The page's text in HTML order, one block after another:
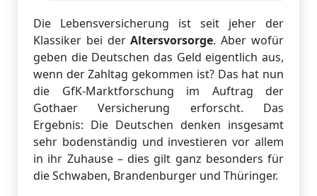
Die Lebensversicherung ist seit jeher der
Klassiker bei derAltersvorsorge. Aber wofür
geben die Deutschen das Geld eigentlich aus,
wenn der Zahltag gekommen ist? Das hat nun
die GfK-Marktforschung im Auftrag der
Gothaer Versicherung erforscht. Das
Ergebnis: Die Deutschen denken insgesamt
sehr bodenständig und investieren vor allem
in ihr Zuhause – dies gilt ganz besonders für
die Schwaben, Brandenburger und Thüringer.